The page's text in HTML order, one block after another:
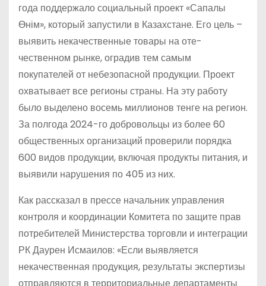
года поддержало социальный проект «Сапалы
Өнім», который запустили в Казахстане. Его цель –
выявить некачественные товары на оте­
чественном рынке, оградив тем самым
покупателей от небезопасной продукции. Проект
охватывает все регионы страны. На эту работу
было выделено восемь миллионов тенге на регион.
За полгода 2024-го добровольцы из более 60
общественных организаций проверили порядка
600 видов продукции, включая продукты питания, и
выявили нарушения по 405 из них.
Как рассказал в прессе начальник управления
контроля и координации Комитета по защите прав
потребителей Министерства торговли и интеграции
РК Даурен Исмаилов: «Если выявляется
некачественная продукция, результаты экспертизы
отправляются в территориальные департаменты